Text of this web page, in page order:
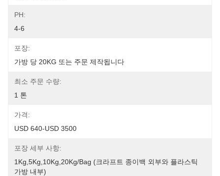
PH:
4-6
포장:
가방 당 20KG 또는 주문 제작됩니다
최소 주문 수량:
1 톤
가격:
USD 640-USD 3500
포장 세부 사항:
1Kg,5Kg,10Kg,20Kg/Bag (크라프트 종이백 외부와 플라스틱
가방 내부)